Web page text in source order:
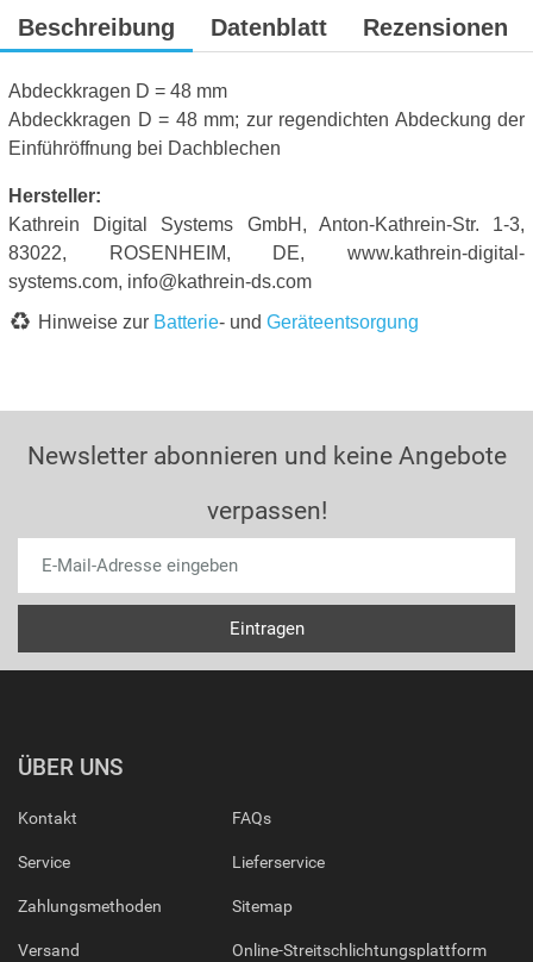
Beschreibung Datenblatt Rezensionen
Abdeckkragen D = 48 mm
Abdeckkragen D = 48 mm; zur regendichten Abdeckung der
Einführöffnung bei Dachblechen
Hersteller:
Kathrein Digital Systems GmbH, Anton-Kathrein-Str. 1-3,
83022, ROSENHEIM, DE, www.kathrein-digital-
systems.com, info@kathrein-ds.com
Hinweise zur Batterie- und Geräteentsorgung
Newsletter abonnieren und keine Angebote
verpassen!
ÜBER UNS
Kontakt
Service
Zahlungsmethoden
Versand
FAQs
Lieferservice
Sitemap
Online-Streitschlichtungsplattform